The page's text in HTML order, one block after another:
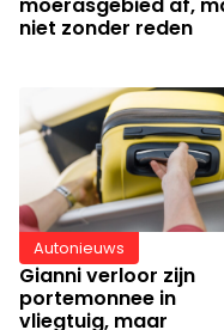
niet zonder reden
Autonieuws
Gianni verloor zijn
portemonnee in
vliegtuig, maar